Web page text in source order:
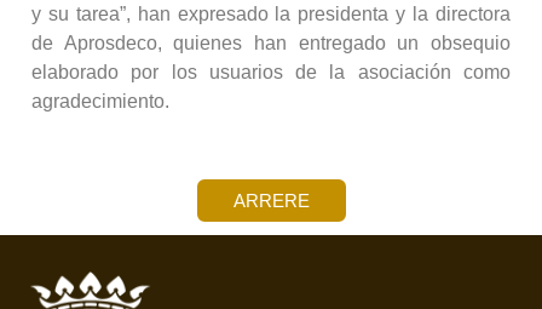
y su tarea”, han expresado la presidenta y la directora
de Aprosdeco, quienes han entregado un obsequio
elaborado por los usuarios de la asociación como
agradecimiento.
ARRERE